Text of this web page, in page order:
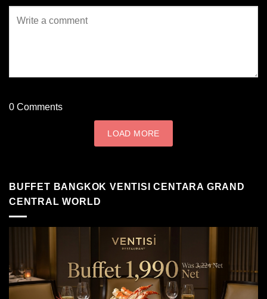
0 Comments
LOAD MORE
BUFFET BANGKOK VENTISI CENTARA GRAND
CENTRAL WORLD